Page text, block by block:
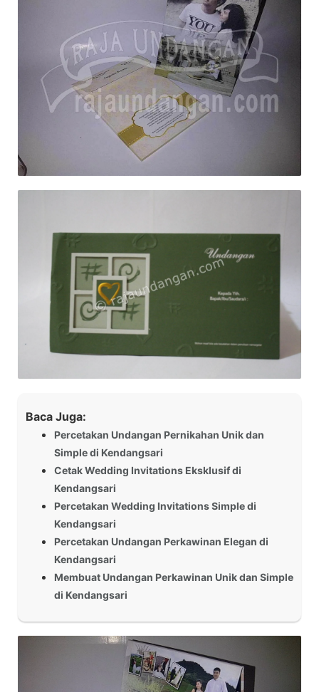
Baca Juga:
Percetakan Undangan Pernikahan Unik dan
Simple di Kendangsari
Cetak Wedding Invitations Eksklusif di
Kendangsari
Percetakan Wedding Invitations Simple di
Kendangsari
Percetakan Undangan Perkawinan Elegan di
Kendangsari
Membuat Undangan Perkawinan Unik dan Simple
di Kendangsari